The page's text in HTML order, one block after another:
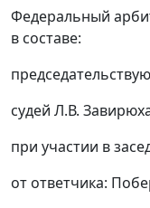
Федеральный
в составе:
судей Л.В.
при участии в
от ответчика: